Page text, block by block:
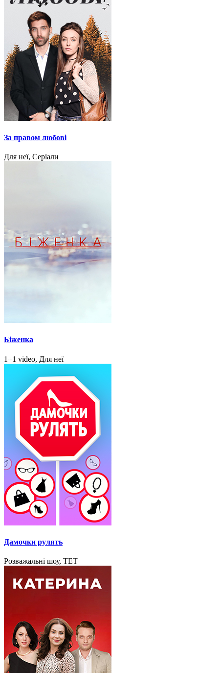
За правом любові
Для неї, Серіали
Біженка
1+1 video, Для неї
Дамочки рулять
Розважальні шоу, ТЕТ